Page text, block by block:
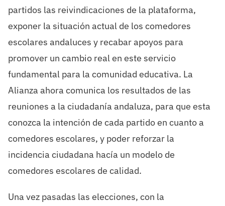
partidos las reivindicaciones de la plataforma,
exponer la situación actual de los comedores
escolares andaluces y recabar apoyos para
promover un cambio real en este servicio
fundamental para la comunidad educativa. La
Alianza ahora comunica los resultados de las
reuniones a la ciudadanía andaluza, para que esta
conozca la intención de cada partido en cuanto a
comedores escolares, y poder reforzar la
incidencia ciudadana hacía un modelo de
comedores escolares de calidad.
Una vez pasadas las elecciones, con la